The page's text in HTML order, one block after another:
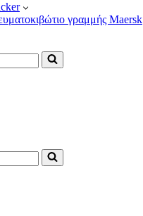
γραμμής Maersk